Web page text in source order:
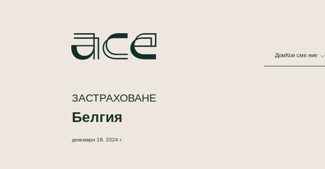
Дом Кои сме ние
ЗАСТРАХОВАНЕ
Белгия
декември 19, 2024 г.